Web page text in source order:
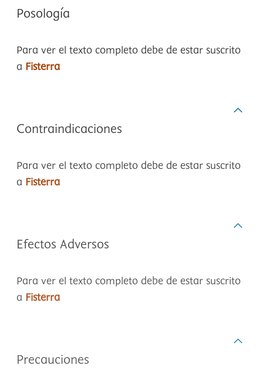
Posología
Para ver el texto completo debe de estar suscrito
a Fisterra
Contraindicaciones
Para ver el texto completo debe de estar suscrito
a Fisterra
Efectos Adversos
Para ver el texto completo debe de estar suscrito
a Fisterra
Precauciones